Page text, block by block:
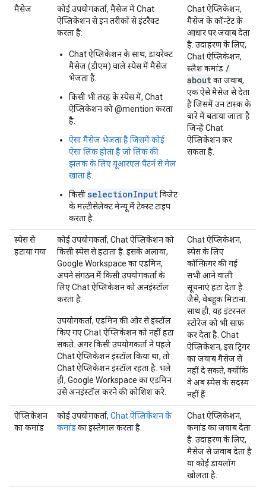
मैसेज
कोई उपयोगकर्ता, मैसेज में Chat
ऐप्लिकेशन से इन तरीकों से इंटरैक्ट
करता है:
Chat ऐप्लिकेशन के साथ, डायरेक्ट
मैसेज (डीएम) वाले स्पेस में मैसेज
भेजता है.
किसी भी तरह के स्पेस में, Chat
ऐप्लिकेशन को @mention करता
है.
ऐसा मैसेज भेजता है जिसमें कोई
ऐसा लिंक होता है जो लिंक की
झलक के लिए यूआरएल पैटर्न से मेल
खाता है.
किसीselectionInput विजेट
के मल्टीसेलेक्ट मेन्यू में टेक्स्ट टाइप
करता है.
Chat ऐप्लिकेशन,
मैसेज के कॉन्टेंट के
आधार पर जवाब देता
है. उदाहरण के लिए,
Chat ऐप्लिकेशन,
स्लैश कमांड /
about का जवाब,
एक ऐसे मैसेज से देता
है जिसमें उन टास्क के
बारे में बताया जाता है
जिन्हें Chat
ऐप्लिकेशन कर
सकता है.
स्पेस से
हटाया गया
कोई उपयोगकर्ता, Chat ऐप्लिकेशन को
किसी स्पेस से हटाता है. इसके अलावा,
Google Workspace का एडमिन,
अपने संगठन में किसी उपयोगकर्ता के
लिए Chat ऐप्लिकेशन को अनइंस्टॉल
करता है.
उपयोगकर्ता, एडमिन की ओर से इंस्टॉल
किए गए Chat ऐप्लिकेशन को नहीं हटा
सकते. अगर किसी उपयोगकर्ता ने पहले
Chat ऐप्लिकेशन इंस्टॉल किया था, तो
Chat ऐप्लिकेशन इंस्टॉल रहता है. भले
ही, Google Workspace का एडमिन
उसे अनइंस्टॉल करने की कोशिश करे.
Chat ऐप्लिकेशन,
स्पेस के लिए
कॉन्फ़िगर की गई
सभी आने वाली
सूचनाएं हटा देता है.
जैसे, वेबहुक मिटाना.
साथ ही, यह इंटरनल
स्टोरेज को भी साफ़
कर देता है. Chat
ऐप्लिकेशन, इस ट्रिगर
का जवाब मैसेज से
नहीं दे सकते, क्योंकि
वे अब स्पेस के सदस्य
नहीं हैं.
ऐप्लिकेशन
का कमांड
कोई उपयोगकर्ता, Chat ऐप्लिकेशन के
कमांडका इस्तेमाल करता है.
Chat ऐप्लिकेशन,
कमांड का जवाब देता
है. उदाहरण के लिए,
मैसेज से जवाब देता है
या कोई डायलॉग
खोलता है.